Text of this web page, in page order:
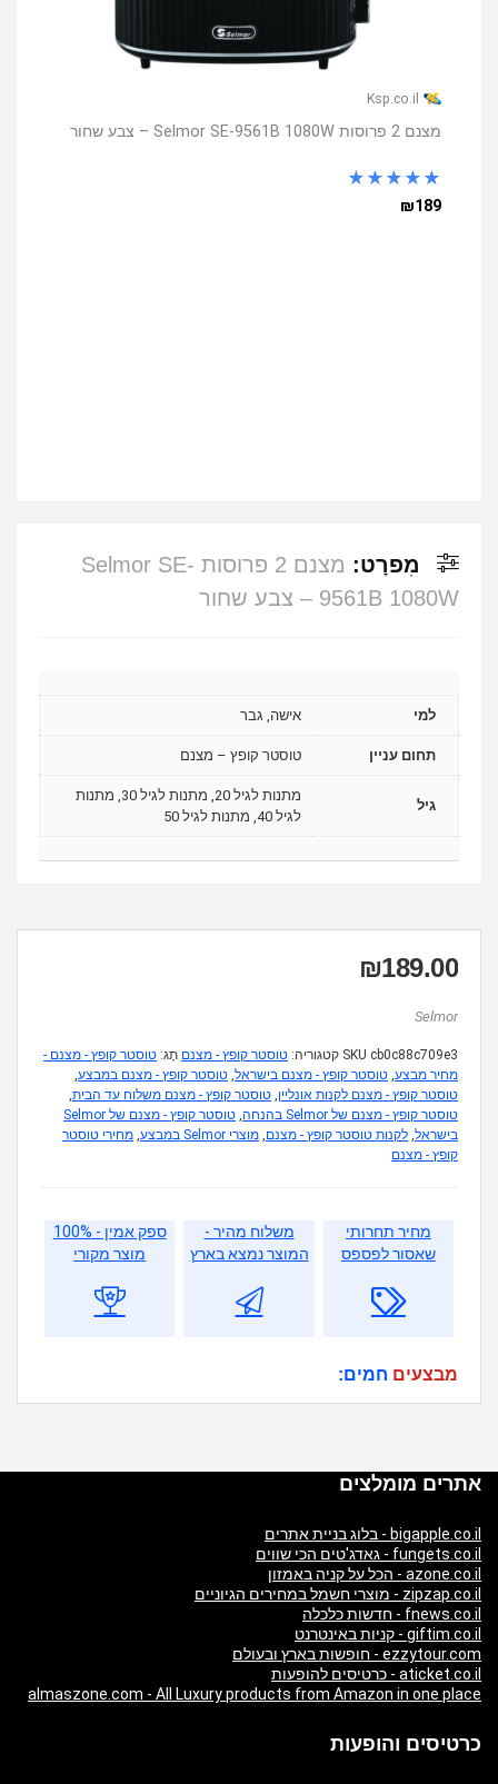
Ksp.co.il
מצנם 2 פרוסות Selmor SE-9561B 1080W – צבע שחור
★
★
★
★
★
₪189
מִפרָט:
מצנם 2 פרוסות Selmor SE-
9561B 1080W – צבע שחור
למי אישה, גבר
תחום עניין טוסטר קופץ – מצנם
גיל
מתנות לגיל 20, מתנות לגיל 30, מתנות
לגיל 40, מתנות לגיל 50
₪189.00
Selmor
SKU cb0c88c709e3 קטגוריה: טוסטר קופץ - מצנם תָג: טוסטר קופץ - מצנם -
מחיר מבצע, טוסטר קופץ - מצנם בישראל, טוסטר קופץ - מצנם במבצע,
טוסטר קופץ - מצנם לקנות אונליין, טוסטר קופץ - מצנם משלוח עד הבית,
טוסטר קופץ - מצנם של Selmor בהנחה
,
טוסטר קופץ - מצנם של Selmor
בישראל, לקנות טוסטר קופץ - מצנם, מוצרי Selmor במבצע , מחירי טוסטר
קופץ - מצנם
מחיר תחרותי
שאסור לפספס
משלוח מהיר -
המוצר נמצא בארץ
ספק אמין - 100%
מוצר מקורי
מבצעים חמים:
אתרים מומלצים
bigapple.co.il - בלוג בניית אתרים
fungets.co.il - גאדג'טים הכי שווים
azone.co.il - הכל על קניה באמזון
zipzap.co.il - מוצרי חשמל במחירים הגיוניים
fnews.co.il - חדשות כלכלה
giftim.co.il - קניות באינטרנט
ezzytour.com - חופשות בארץ ובעולם
aticket.co.il - כרטיסים להופעות
almaszone.com - All Luxury products from Amazon in one place
כרטיסים והופעות